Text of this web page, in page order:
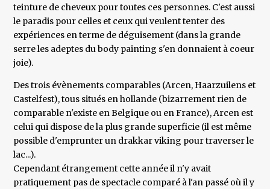
teinture de cheveux pour toutes ces personnes. C'est aussi
le paradis pour celles et ceux qui veulent tenter des
expériences en terme de déguisement (dans la grande
serre les adeptes du body painting s'en donnaient à coeur
joie).
Des trois évènements comparables (Arcen, Haarzuilens et
Castelfest), tous situés en hollande (bizarrement rien de
comparable n'existe en Belgique ou en France), Arcen est
celui qui dispose de la plus grande superficie (il est même
possible d'emprunter un drakkar viking pour traverser le
lac...).
Cependant étrangement cette année il n'y avait
pratiquement pas de spectacle comparé à l'an passé où il y